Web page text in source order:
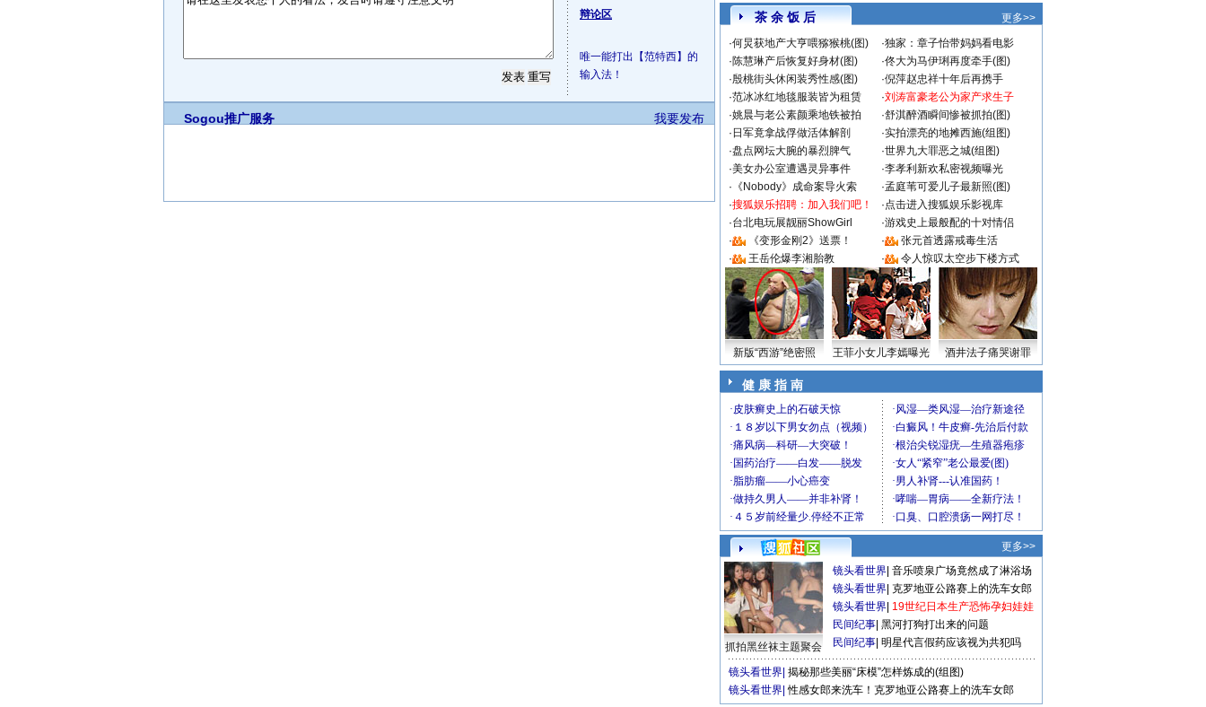
辩论区
唯一能打出【范特西】的
输入法！
我要发布
Sogou推广服务
茶 余 饭 后
更多>>
·何炅获地产大亨喂猕猴桃(图) ·独家：章子怡带妈妈看电影
·陈慧琳产后恢复好身材(图) ·佟大为马伊琍再度牵手(图)
·殷桃街头休闲装秀性感(图) ·倪萍赵忠祥十年后再携手
·范冰冰红地毯服装皆为租赁 ·刘涛富豪老公为家产求生子
·姚晨与老公素颜乘地铁被拍 ·舒淇醉酒瞬间惨被抓拍(图)
· 日军竟拿战俘做活体解剖 ·实拍漂亮的地摊西施(组图)
·盘点网坛大腕的暴烈脾气 ·世界九大罪恶之城(组图)
·美女办公室遭遇灵异事件 ·李孝利新欢私密视频曝光
· 《Nobody》成命案导火索 ·孟庭苇可爱儿子最新照(图)
·搜狐娱乐招聘：加入我们吧！ ·点击进入搜狐娱乐影视库
·台北电玩展靓丽ShowGirl ·游戏史上最般配的十对情侣
·
《变形金刚2》送票！ ·
张元首透露戒毒生活
·
王岳伦爆李湘胎教 · 令人惊叹太空步下楼方式
新版“西游”绝密照 王菲小女儿李嫣曝光 酒井法子痛哭谢罪
健 康 指 南
更多>>
抓拍黑丝袜主题聚会
镜头看世界 音乐喷泉广场竟然成了淋浴场
镜头看世界 克罗地亚公路赛上的洗车女郎
镜头看世界 19世纪日本生产恐怖孕妇娃娃
民间纪事 黑河打狗打出来的问题
民间纪事 明星代言假药应该视为共犯吗
镜头看世界 揭秘那些美丽“床模”怎样炼成的(组图)
镜头看世界 性感女郎来洗车！克罗地亚公路赛上的洗车女郎